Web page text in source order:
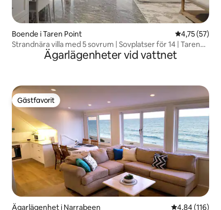
Boende i Taren Point 4,75 av 5 i
4,75 (57)
Strandnära villa med 5 sovrum | Sovplatser för 14 | Taren
Ägarlägenheter vid vattnet
Gästfavorit
Gästfavorit
Ägarlägenhet i Narrabeen 4,84 av 5 i
4,84 (116)